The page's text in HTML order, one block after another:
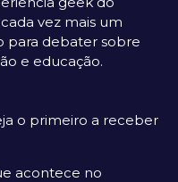
vez mais um
para debater sobre
e educação.
o primeiro a receber
acontece no